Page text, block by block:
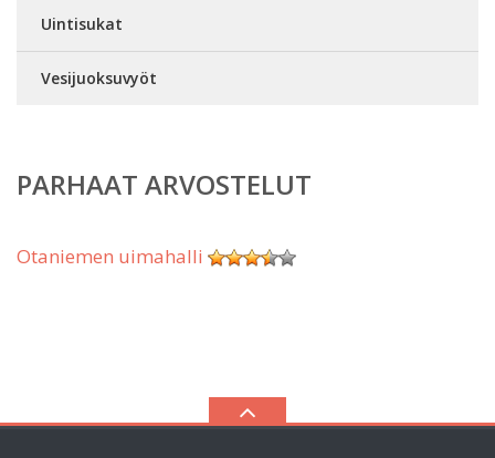
Uintisukat
Vesijuoksuvyöt
PARHAAT ARVOSTELUT
Otaniemen uimahalli